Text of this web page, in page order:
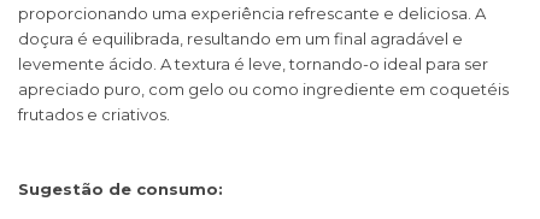
proporcionando uma experiência refrescante e deliciosa. A
doçura é equilibrada, resultando em um final agradável e
levemente ácido. A textura é leve, tornando-o ideal para ser
apreciado puro, com gelo ou como ingrediente em coquetéis
frutados e criativos.
Sugestão de consumo: